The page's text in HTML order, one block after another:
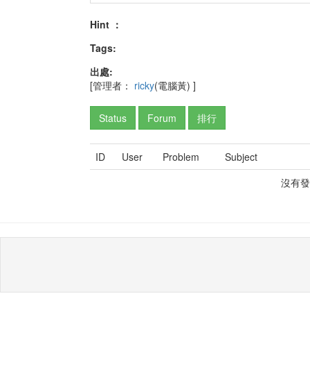
Hint ：
Tags:
出處:
[管理者： ricky(電腦黃) ]
Status Forum 排行
ID User Problem
Subject
沒有